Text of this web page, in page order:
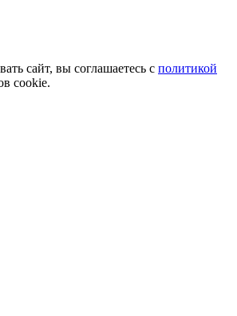
сайт, вы соглашаетесь с политикой
cookie.